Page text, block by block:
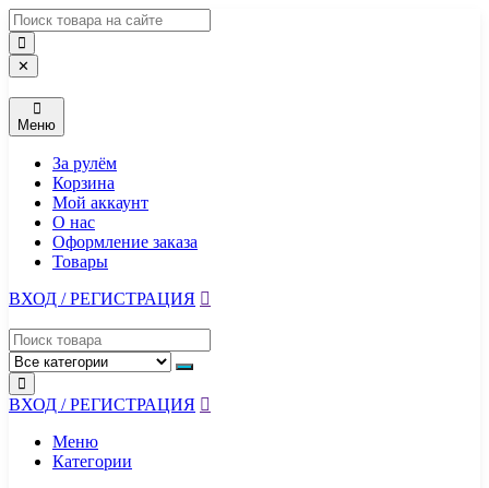
Перейти
к
содержимому
✕
Меню
За рулём
Корзина
Мой аккаунт
О нас
Оформление заказа
Товары
ВХОД / РЕГИСТРАЦИЯ
ВХОД / РЕГИСТРАЦИЯ
Меню
Категории